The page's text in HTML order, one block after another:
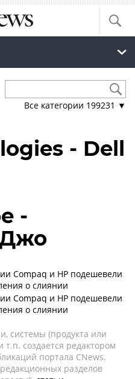
Все категории 199231 ▼
- Dell
-
Compaq и HP подешевели
о слиянии
Compaq и HP подешевели
о слиянии
системы (продукта или
т.п. создается редактором
портала CNews.
разделов